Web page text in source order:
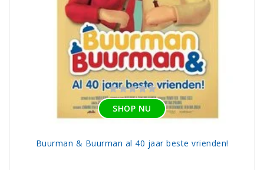
SHOP NU
Buurman & Buurman al 40 jaar beste vrienden!